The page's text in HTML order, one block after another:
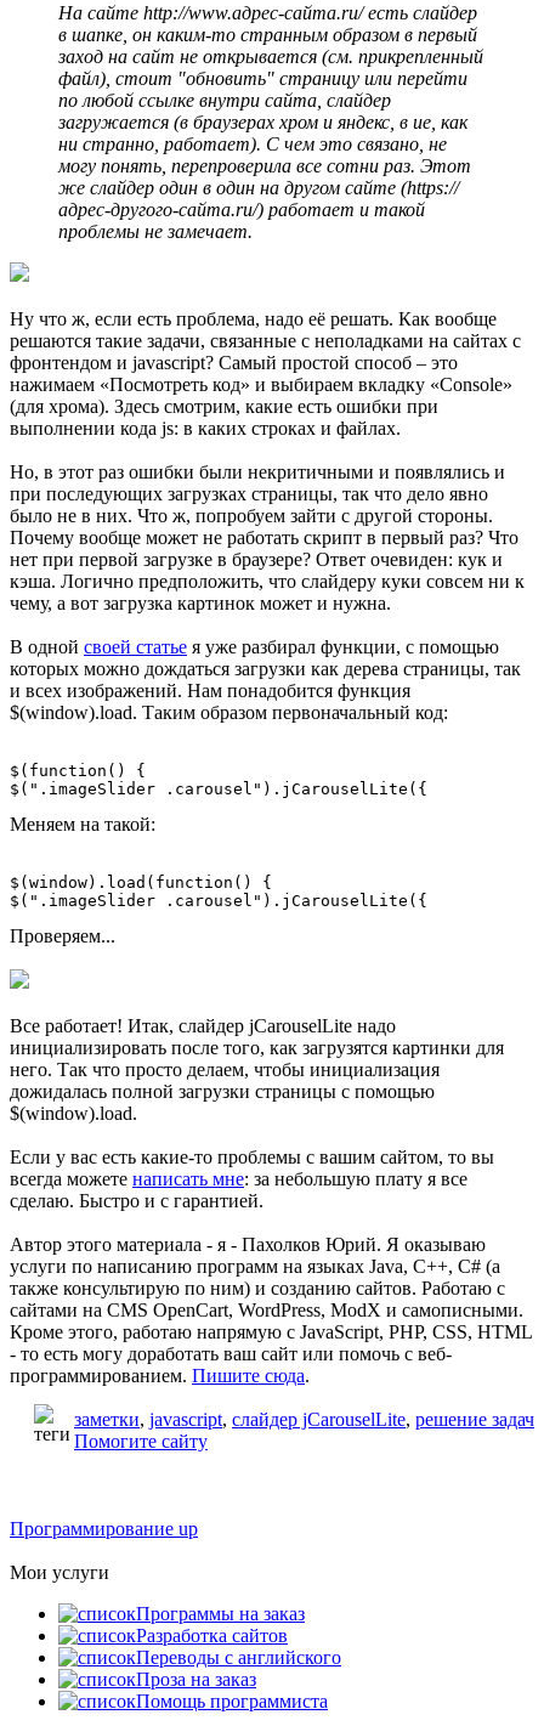
На сайте http://www.адрес-сайта.ru/ есть слайдер
в шапке, он каким-то странным образом в первый
заход на сайт не открывается (см. прикрепленный
файл), стоит "обновить" страницу или перейти
по любой ссылке внутри сайта, слайдер
загружается (в браузерах хром и яндекс, в ие, как
ни странно, работает). С чем это связано, не
могу понять, перепроверила все сотни раз. Этот
же слайдер один в один на другом сайте (https://
адрес-другого-сайта.ru/) работает и такой
проблемы не замечает.
Ну что ж, если есть проблема, надо её решать. Как вообще
решаются такие задачи, связанные с неполадками на сайтах с
фронтендом и javascript? Самый простой способ – это
нажимаем «Посмотреть код» и выбираем вкладку «Console»
(для хрома). Здесь смотрим, какие есть ошибки при
выполнении кода js: в каких строках и файлах.
Но, в этот раз ошибки были некритичными и появлялись и
при последующих загрузках страницы, так что дело явно
было не в них. Что ж, попробуем зайти с другой стороны.
Почему вообще может не работать скрипт в первый раз? Что
нет при первой загрузке в браузере? Ответ очевиден: кук и
кэша. Логично предположить, что слайдеру куки совсем ни к
чему, а вот загрузка картинок может и нужна.
В одной своей статье я уже разбирал функции, с помощью
которых можно дождаться загрузки как дерева страницы, так
и всех изображений. Нам понадобится функция
$(window).load. Таким образом первоначальный код:
$(function() {
Меняем на такой:
$(window).load(function() {
Проверяем...
Все работает! Итак, слайдер jCarouselLite надо
инициализировать после того, как загрузятся картинки для
него. Так что просто делаем, чтобы инициализация
дожидалась полной загрузки страницы с помощью
$(window).load.
Если у вас есть какие-то проблемы с вашим сайтом, то вы
всегда можете написать мне: за небольшую плату я все
сделаю. Быстро и с гарантией.
Автор этого материала - я - Пахолков Юрий. Я оказываю
услуги по написанию программ на языках Java, C++, C# (а
также консультирую по ним) и созданию сайтов. Работаю с
сайтами на CMS OpenCart, WordPress, ModX и самописными.
Кроме этого, работаю напрямую с JavaScript, PHP, CSS, HTML
- то есть могу доработать ваш сайт или помочь с веб-
программированием. Пишите сюда.
заметки, javascript, слайдер jCarouselLite, решение задач
Помогите сайту
Программирование up
Мои услуги
Программы на заказ
Разработка сайтов
Переводы с английского
Проза на заказ
Помощь программиста